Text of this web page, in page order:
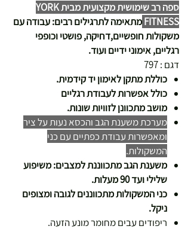
ספה רב שימושית מקצועית מבית YORK
FITNESSמתאימה לתרגילים רבים: עבודה עם
משקולות חופשיים,דחיקה, פושטי וכופפי
רגליים, אימוני ידיים ועוד.
דגם : 797
כוללת מתקן לאימון יד קידמית.
כולל אפשרות לעבודת רגליים
מושב מתכוונן לזוויות שונות.
מערכת משענת הגב והכסא נעות על ציר
ומאפשרות עבודת כפתיים עם כני
המשקולות.
משענת הגב מתכווננת למצבים: משיפוע
שלילי ועד 90 מעלות.
כני המשקולות מתכווננים לגובה ומצופים
ניקל.
ריפודים עבים מחומר מונע הזעה.